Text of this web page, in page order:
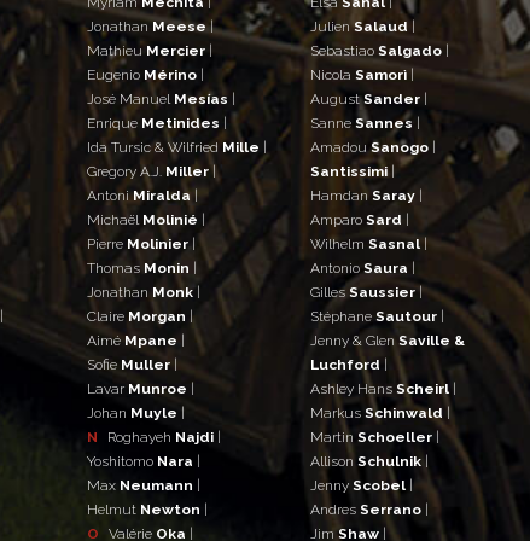
|
JonathanMeese|
Mathieu Mercier |
Eugenio Mérino |
José Manuel Mesías |
Enrique Metinides |
Ida Tursic & WilfriedMille |
Gregory A.J. Miller|
AntoniMiralda |
Michaël Molinié |
Pierre Molinier |
Thomas Monin |
Jonathan Monk|
Claire Morgan |
Aimé Mpane |
Sofie Muller |
Lavar Munroe |
Johan Muyle |
N
Roghayeh Najdi |
Yoshitomo Nara |
Max Neumann |
Helmut Newton |
O
Valérie Oka |
JulienSalaud |
Sebastiao Salgado |
Nicola Samorì |
AugustSander |
Sanne Sannes |
Amadou Sanogo |
Santissimi |
Hamdan Saray |
Amparo Sard |
Wilhelm Sasnal |
Antonio Saura |
Gilles Saussier|
Stéphane Sautour |
Jenny & Glen Saville &
Luchford |
Ashley Hans Scheirl |
Markus Schinwald |
Martin Schoeller |
Allison Schulnik |
Jenny Scobel |
Andres Serrano |
JimShaw |